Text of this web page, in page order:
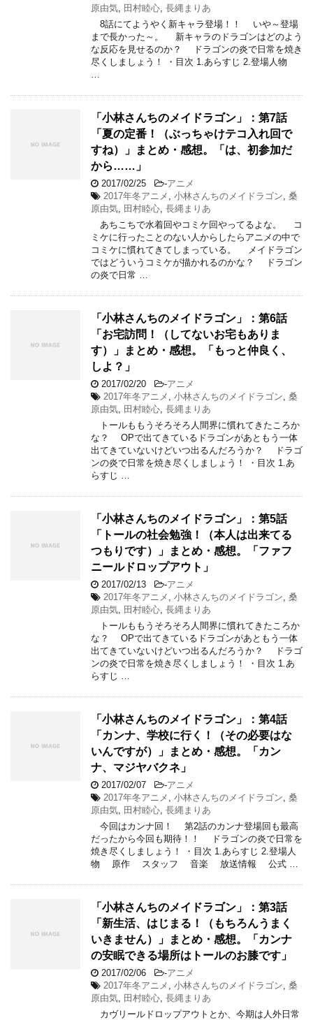
原由気 田村睦心 長縄まりあ
8話にてようやく新キャラ登場！！ いや～登場
まで長かった～。 新キャラのドラゴンはどのよう
な反応を見せるのか？ ドラゴンの炎で日常を焼き
尽くしましょう！ ・目次 1.あらすじ 2.登場人物
「小林さんちのメイドラゴン」：第7話
「夏の定番！（ぶっちゃけテコ入れ回で
すね）」まとめ・感想。「は、初参加だ
から……」
2017/02/25 -アニメ
2017年冬アニメ
小林さんちのメイドラゴン 桑
原由気 田村睦心 長縄まりあ
あちこちで水着回やコミケ回やってるよな。 コ
ミケに行ったことのない人からしたらアニメの中で
コミケに慣れてきてしまっている。 メイドラゴン
ではどういうコミケが描かれるのかな？ ドラゴン
の炎で日常 …
「小林さんちのメイドラゴン」：第6話
「お宅訪問！（してないお宅もありま
す）」まとめ・感想。「もっと仲良く、
しよ？」
2017/02/20 -アニメ
2017年冬アニメ
小林さんちのメイドラゴン 桑
原由気 田村睦心 長縄まりあ
トールももうそろそろ人間界に慣れてきたころか
な？ OPで出てきているドラゴンがあともう一体
出てきていないけどいつ出るんだろうか？ ドラゴ
ンの炎で日常を焼き尽くしましょう！ ・目次 1.あ
らすじ …
「小林さんちのメイドラゴン」：第5話
「トールの社会勉強！（本人は出来てる
つもりです）」まとめ・感想。「ファフ
ニールドロップアウト」
2017/02/13 -アニメ
2017年冬アニメ
小林さんちのメイドラゴン 桑
原由気 田村睦心 長縄まりあ
トールももうそろそろ人間界に慣れてきたころか
な？ OPで出てきているドラゴンがあともう一体
出てきていないけどいつ出るんだろうか？ ドラゴ
ンの炎で日常を焼き尽くしましょう！ ・目次 1.あ
らすじ …
「小林さんちのメイドラゴン」：第4話
「カンナ、学校に行く！（その必要はな
いんですが）」まとめ・感想。「カン
ナ、マジヤバクネ」
2017/02/07 -アニメ
2017年冬アニメ
小林さんちのメイドラゴン 桑
原由気 田村睦心 長縄まりあ
今回はカンナ回！ 第2話のカンナ登場回も最高
だったから今回も期待！！ ドラゴンの炎で日常を
焼き尽くしましょう！ ・目次 1.あらすじ 2.登場人
物 原作 スタッフ 音楽 放送情報 公式 …
「小林さんちのメイドラゴン」：第3話
「新生活、はじまる！（もちろんうまく
いきません）」まとめ・感想。「カンナ
の安眠できる場所はトールのお膝です」
2017/02/06 -アニメ
2017年冬アニメ
小林さんちのメイドラゴン 桑
原由気 田村睦心 長縄まりあ
カヴリールドロップアウトとか、今期は人外日常